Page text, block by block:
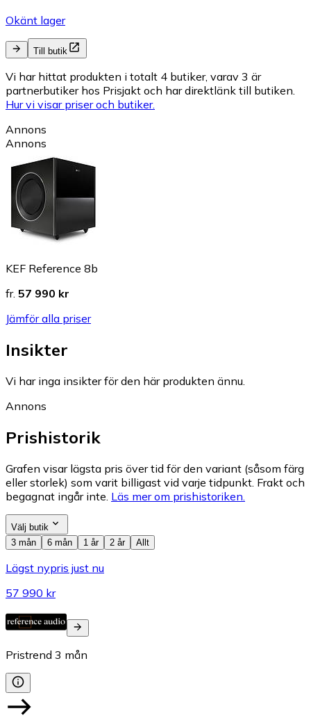
Okänt lager
Till butik
Vi har hittat produkten i totalt 4 butiker, varav 3 är
partnerbutiker hos Prisjakt och har direktlänk till butiken.
Hur vi visar priser och butiker.
Annons
Annons
KEF Reference 8b
fr. 57 990 kr
Jämför alla priser
Insikter
Vi har inga insikter för den här produkten ännu.
Annons
Prishistorik
Grafen visar lägsta pris över tid för den variant (såsom färg
eller storlek) som varit billigast vid varje tidpunkt. Frakt och
begagnat ingår inte. Läs mer om prishistoriken.
Välj butik
3 mån
6 mån 1 år 2 år Allt
Lägst nypris just nu
57 990 kr
Pristrend 3 mån